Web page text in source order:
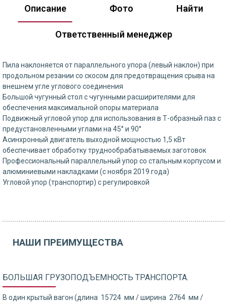
Описание Фото Найти
Ответственный менеджер
Пила наклоняется от параллельного упора (левый наклон) при
продольном резании со скосом для предотвращения срыва на
внешнем угле углового соединения
Большой чугунный стол с чугунными расширителями для
обеспечения максимальной опоры материала
Подвижный угловой упор для использования в Т-образный паз с
предустановленными углами на 45° и 90°
Асинхронный двигатель выходной мощностью 1,5 кВт
обеспечивает обработку труднообрабатываемых заготовок
Профессиональный параллельный упор со стальным корпусом и
алюминиевыми накладками (с ноября 2019 года)
Угловой упор (транспортир) с регулировкой
НАШИ ПРЕИМУЩЕСТВА
БОЛЬШАЯ ГРУЗОПОДЪЕМНОСТЬ ТРАНСПОРТА.
В один крытый вагон (длина 15724 мм / ширина 2764 мм /